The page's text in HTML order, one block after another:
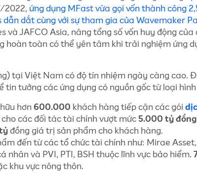
2022, ứng dụng MFast vừa gọi vốn thành công
dắt cùng với sự tham gia của Wavemaker
và JAFCO Asia, nâng tổng số vốn huy động
hoàn toàn có thể yên tâm khi trải nghiệm ứng
tại Việt Nam có độ tín nhiệm ngày càng cao.
tin tưởng các ứng dụng có nguồn gốc từ loại
hơn 600.000 khách hàng tiếp cận các gói
các đối tác tài chính vượt mức 5.000 tỷ đồng
đồng giá trị sản phẩm cho khách hàng.
đến từ các tổ chức tài chính như: Mirae
nhân và PVI, PTI, BSH thuộc lĩnh vực bảo hiểm.
khu vực nông thôn.